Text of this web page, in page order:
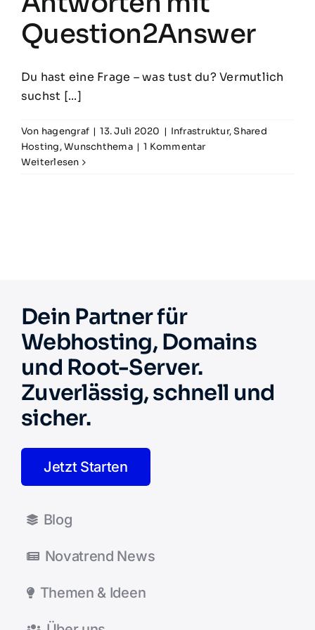
Question2Answer
Du hast eine Frage – was tust du? Vermutlich
suchst [...]
Von hagengraf | 13. Juli 2020 | Infrastruktur,Shared
Hosting,Wunschthema | 1 Kommentar
Weiterlesen
Dein Partner für
Webhosting, Domains
und Root-Server.
Zuverlässig, schnell und
sicher.
Jetzt Starten
Blog
Novatrend News
Themen & Ideen